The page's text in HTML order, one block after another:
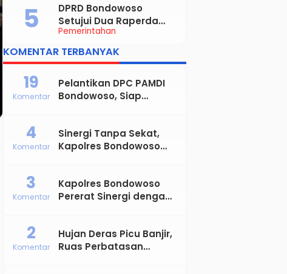
Sinergi untuk
Bondowoso Maju
Pemerintahan
DPRD Bondowoso
Setujui Dua Raperda
Strategis, Bupati:
Perkuat Fiskal Daerah
dan Demokrasi Desa
KOMENTAR TERBANYAK
Pelantikan DPC PAMDI
Bondowoso, Siap
Seniman
19
Komentar
Sinergi Tanpa Sekat,
Kapolres Bondowoso
Bhayangkara ke-80
4
Komentar
Kapolres Bondowoso
Pererat Sinergi dengan
Profesional dan Solid
3
Komentar
Hujan Deras Picu Banjir,
Ruas Perbatasan
2
Komentar